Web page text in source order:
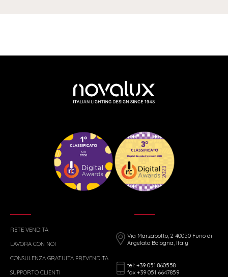
RETE VENDITA
LAVORA CON NOI
CONSULENZA GRATUITA PREVENDITA
SUPPORTO CLIENTI
Via Marzabotto, 2 40050 Funo di
Argelato Bologna, Italy
tel: +39 051 860558
fax +39 051 6647859